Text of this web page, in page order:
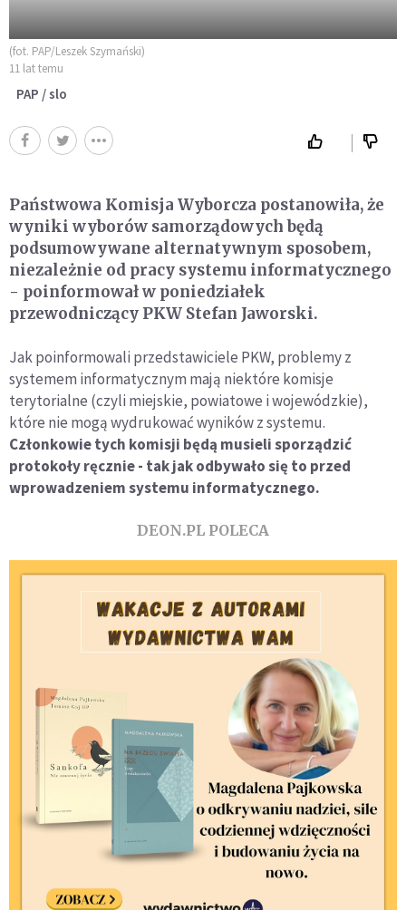
(fot. PAP/Leszek Szymański)
11 lat temu
PAP / slo
Państwowa Komisja Wyborcza postanowiła, że
wyniki wyborów samorządowych będą
podsumowywane alternatywnym sposobem,
niezależnie od pracy systemu informatycznego
- poinformował w poniedziałek
przewodniczący PKW Stefan Jaworski.
Jak poinformowali przedstawiciele PKW, problemy z
systemem informatycznym mają niektóre komisje
terytorialne (czyli miejskie, powiatowe i wojewódzkie),
które nie mogą wydrukować wyników z systemu.
Członkowie tych komisji będą musieli sporządzić
protokoły ręcznie - tak jak odbywało się to przed
wprowadzeniem systemu informatycznego.
DEON.PL POLECA